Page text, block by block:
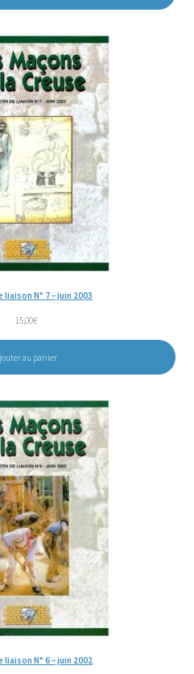
N° 7 – juin 2003
15,00€
au panier
N° 6 – juin 2002